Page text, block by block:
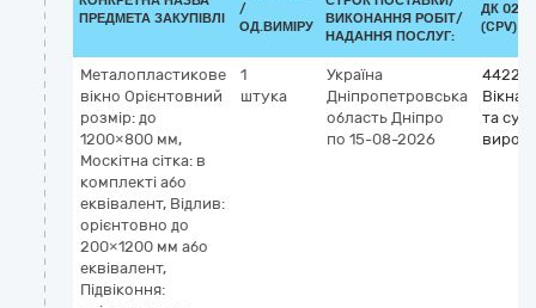
ПРЕДМЕТА ЗАКУПІВЛІ
/
ОД.ВИМІРУ
ВИКОНАННЯ РОБІТ/
НАДАННЯ ПОСЛУГ:
ДК
(CPV)
Металопластикове
вікно Орієнтовний
розмір: до
1200×800 мм,
Москітна сітка: в
комплекті або
еквівалент, Відлив:
орієнтовно до
200×1200 мм або
еквівалент,
Підвіконня:
1
штука
Україна
Дніпропетровська
область Дніпро
по 15-08-2026
Вікна,
та